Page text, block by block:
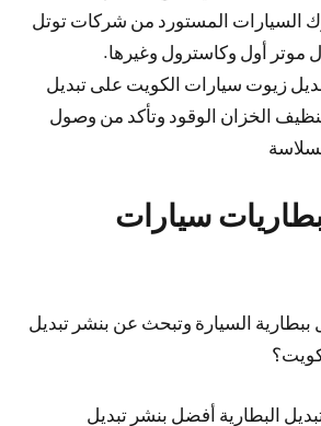
السيارات المستورد من شركات توتل
موتر أول وكاسترول وغيرها.
زيوت سيارات الكويت على تبديل
الخزان الوقود وتأكد من وصول
سيارات
السيارة وتبحث عن بنشر تبديل
البطارية أفضل بنشر تبديل